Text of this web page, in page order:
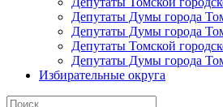
Депутаты Думы города
Депутаты Думы города
Депутаты Томской
Депутаты Думы города
Избирательные округа